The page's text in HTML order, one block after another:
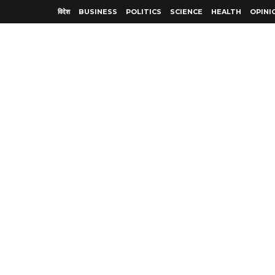
विदेश BUSINESS POLITICS SCIENCE HEALTH